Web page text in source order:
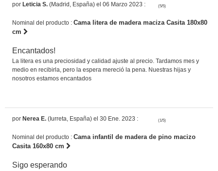
por Leticia S. (Madrid, España) el 06 Marzo 2023 : (5/5)
Nominal del producto : Cama litera de madera maciza Casita 180x80
cm
Encantados!
La litera es una preciosidad y calidad ajuste al precio. Tardamos mes y
medio en recibirla, pero la espera mereció la pena. Nuestras hijas y
nosotros estamos encantados
por Nerea E. (Iurreta, España) el 30 Ene. 2023 : (1/5)
Nominal del producto : Cama infantil de madera de pino macizo
Casita 160x80 cm
Sigo esperando